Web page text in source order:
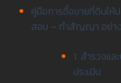
คู่มือการซื้อขายที่ดินให้
สอบ – ทำสัญญา อย่า
1. สำรวจแ
ประเมิน